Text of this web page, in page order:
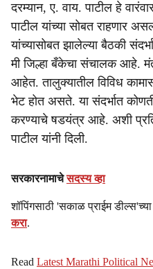
दरम्यान, ए. वाय. पाटील हे
पाटील यांच्या सोबत राहणार
यांच्यासोबत झालेल्या बैठकी
मी जिल्हा बँकेचा संचालक आहे.
आहेत. तालुक्यातील विविध
भेट होत असते. या संदर्भात
करण्याचे षडयंत्र आहे. अशी
पाटील यांनी दिली.
सरकारनामाचेसदस्य व्हा
शॉपिंगसाठी 'सकाळ प्राईम
करा.
Read Latest Marathi Political